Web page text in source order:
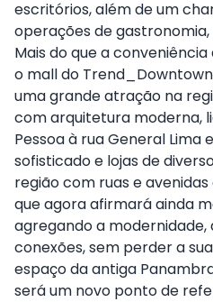
escritórios, além de um
operações de
Mais do que a
o mall do
uma grande atração na
com arquitetura moderna,
Pessoa à rua General Lima
sofisticado e lojas de
região com ruas e
que agora afirmará ainda
agregando a modernidade,
conexões, sem perder a
espaço da antiga
será um novo ponto de